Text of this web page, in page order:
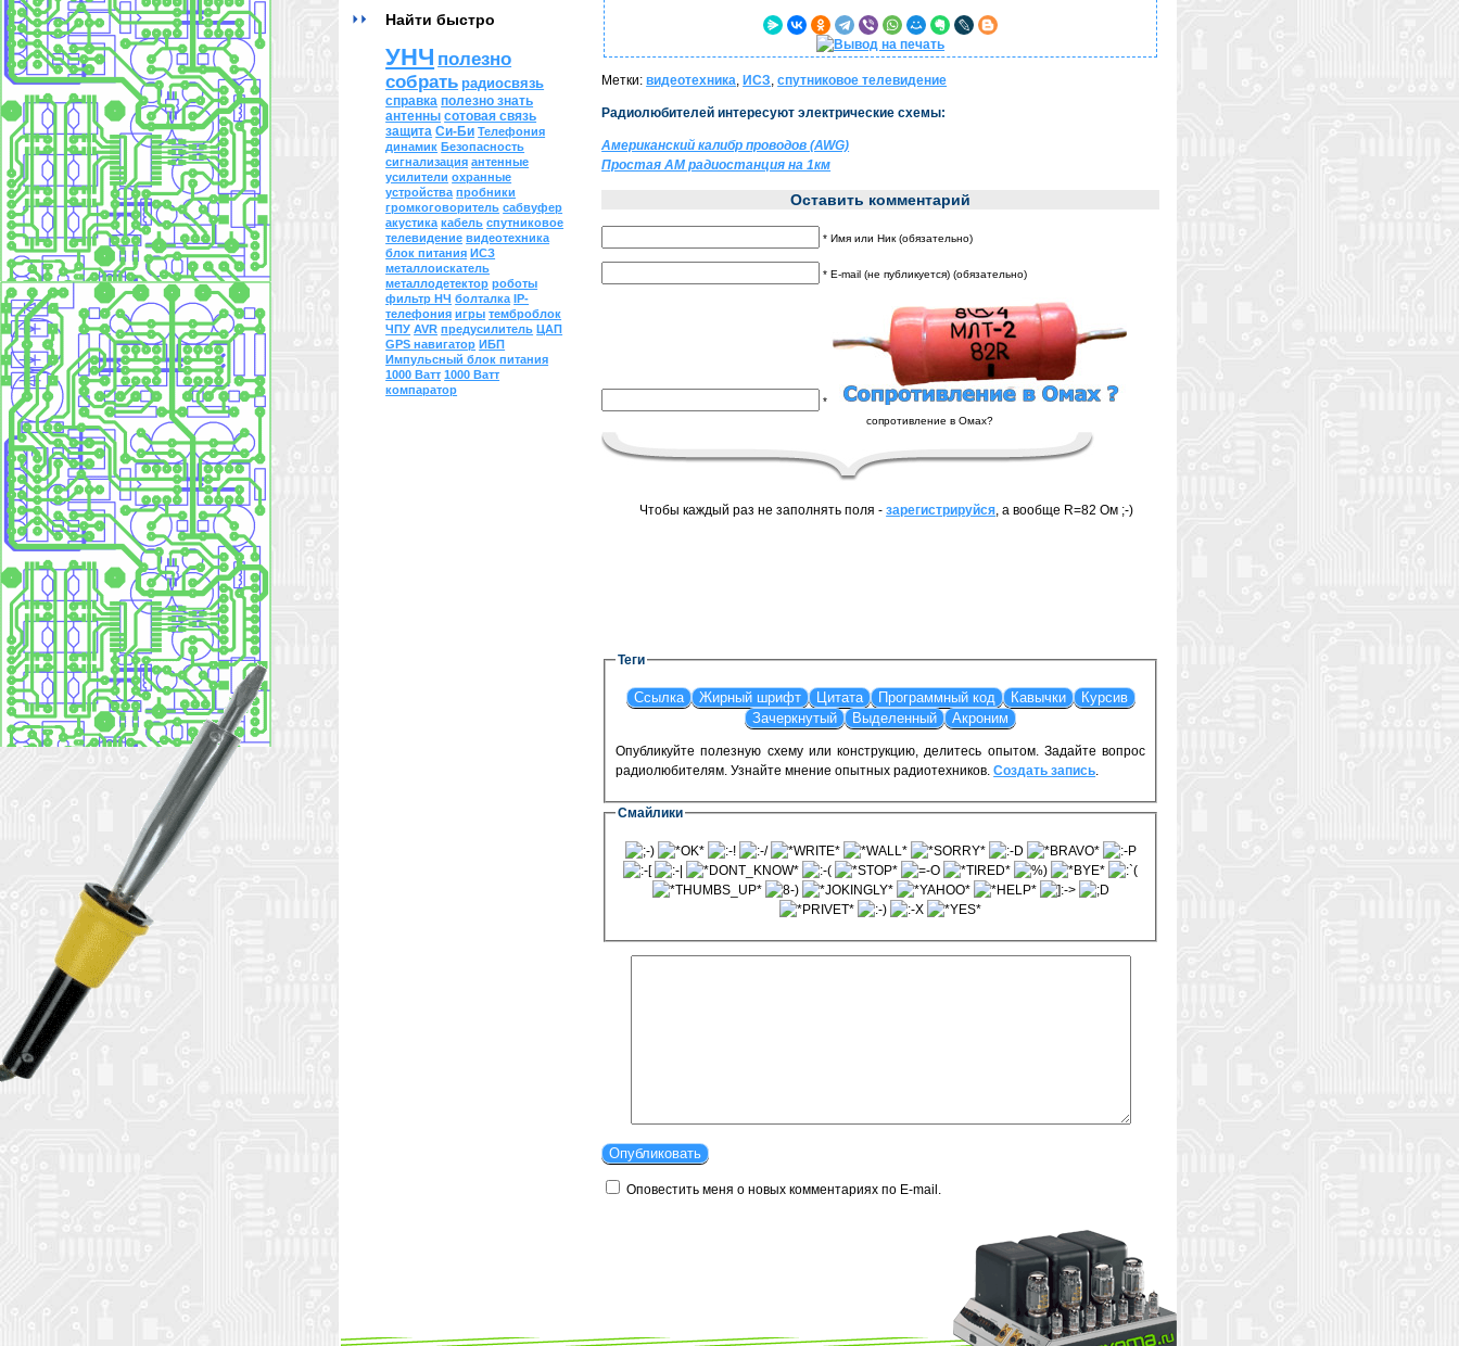
Найти быстро
УНЧ полезно
собрать радиосвязь
справка полезно знать
антенны сотовая связь
защита Си-Би Телефония
динамик Безопасность
сигнализация антенные
усилители охранные
устройства пробники
громкоговоритель сабвуфер
акустика кабель спутниковое
телевидение видеотехника
блок питания ИСЗ
металлоискатель
металлодетектор роботы
фильтр НЧ болталка IP-
телефония игры темброблок
ЧПУ AVR предусилитель ЦАП
GPS навигатор ИБП
Импульсный блок питания
1000 Ватт 1000 Ватт
компаратор
Метки:видеотехника,ИСЗ,спутниковое телевидение
Радиолюбителей интересуют электрические схемы:
Американский калибр проводов (AWG)
Простая АМ радиостанция на 1км
Оставить комментарий
* Имя или Ник (обязательно)
* E-mail (не публикуется) (обязательно)
*
сопротивление в Омах?
Чтобы каждый раз не заполнять поля -зарегистрируйся , а вообще R=82 Ом ;-)
Теги
Опубликуйте полезную схему или конструкцию, делитесь опытом. Задайте вопрос
радиолюбителям. Узнайте мнение опытных радиотехников.Создать запись.
Смайлики
Оповестить меня о новых комментариях по E-mail.